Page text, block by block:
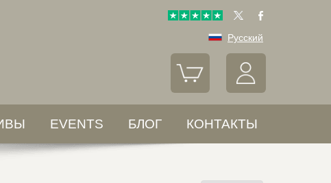
Русский
EVENTS БЛОГ КОНТАКТЫ